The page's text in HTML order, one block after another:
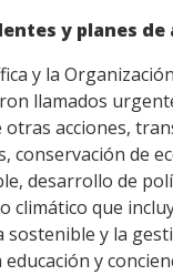
y planes de
y la
llamados
acciones,
conservación de
desarrollo de
climático que
sostenible y la
y